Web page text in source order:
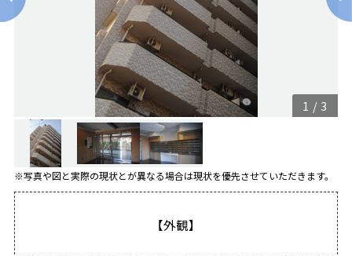
1 / 3
※写真や図と実際の現状とが異なる場合は現状を優先させていただきます。
【外観】